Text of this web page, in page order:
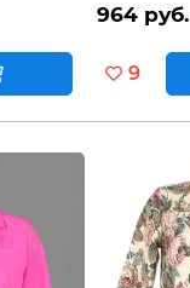
964 руб.
9